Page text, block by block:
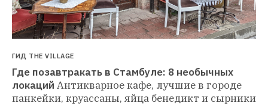
ГИД THE VILLAGE
Где позавтракать в Стамбуле: 8 необычных
локаций Антикварное кафе, лучшие в городе
панкейки, круассаны, яйца бенедикт и сырники